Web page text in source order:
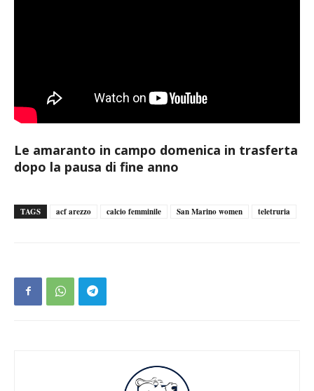
Le amaranto in campo domenica in trasferta
dopo la pausa di fine anno
TAGS acf arezzo calcio femminile San Marino women teletruria